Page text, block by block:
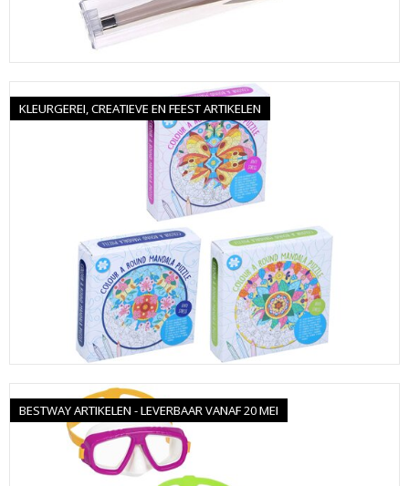
KLEURGEREI, CREATIEVE EN FEEST ARTIKELEN
BESTWAY ARTIKELEN - LEVERBAAR VANAF 20 MEI